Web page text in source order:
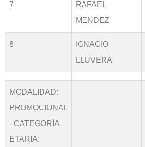
7
RAFAEL
MENDEZ
8
IGNACIO
LLUVERA
MODALIDAD:
PROMOCIONAL
- CATEGORÍA
ETARIA: